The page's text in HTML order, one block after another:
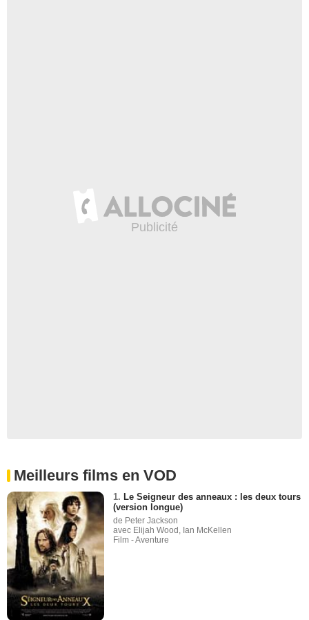
Meilleurs films en VOD
1. Le Seigneur des anneaux : les deux tours
(version longue)
de Peter Jackson
avec Elijah Wood, Ian McKellen
Film - Aventure